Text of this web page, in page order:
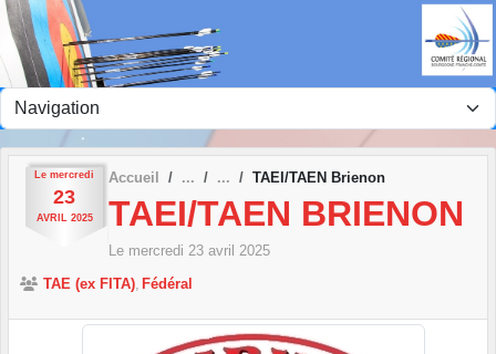
Le mercredi
23
AVRIL 2025
Accueil TAEI/TAEN Brienon
TAEI/TAEN BRIENON
Le mercredi 23 avril 2025
TAE (ex FITA) Fédéral
Panneau de gestion des cookies